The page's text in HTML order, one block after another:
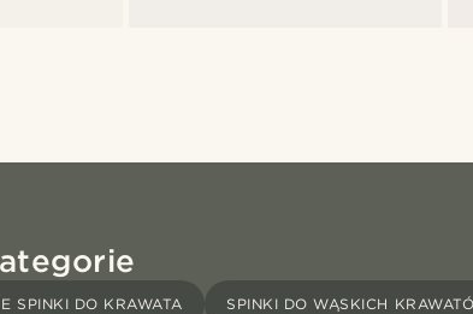
SPINKI DO KRAWATA SPINKI DO WĄSKICH